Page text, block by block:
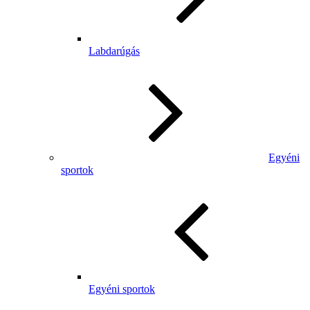
Labdarúgás
Egyéni
sportok
Egyéni sportok